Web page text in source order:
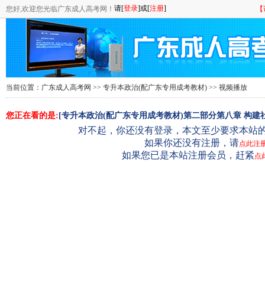
您好,欢迎您光临广东成人高考网！
当前位置： 广东成人高考网 >> 专升本政治(配广东专用成考教材) >> 视频播放
您正在看的是: [专升本政治(配广东专用成考教材)第二部分第八章 构建
对不起，你还没有登录，本文至少要求本站
如果你还没有注册，请点此注
如果您已是本站注册会员，赶紧点